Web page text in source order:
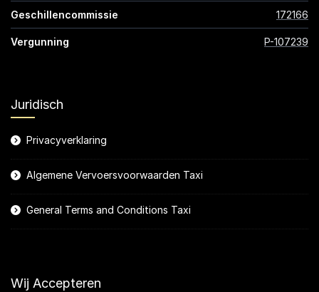
Geschillencommissie 172166
Vergunning P-107239
Juridisch
Privacyverklaring
Algemene Vervoersvoorwaarden Taxi
General Terms and Conditions Taxi
Wij Accepteren